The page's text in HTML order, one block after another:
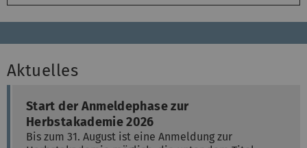
Aktuelles
Start der Anmeldephase zur
Herbstakademie 2026
Bis zum 31. August ist eine Anmeldung zur